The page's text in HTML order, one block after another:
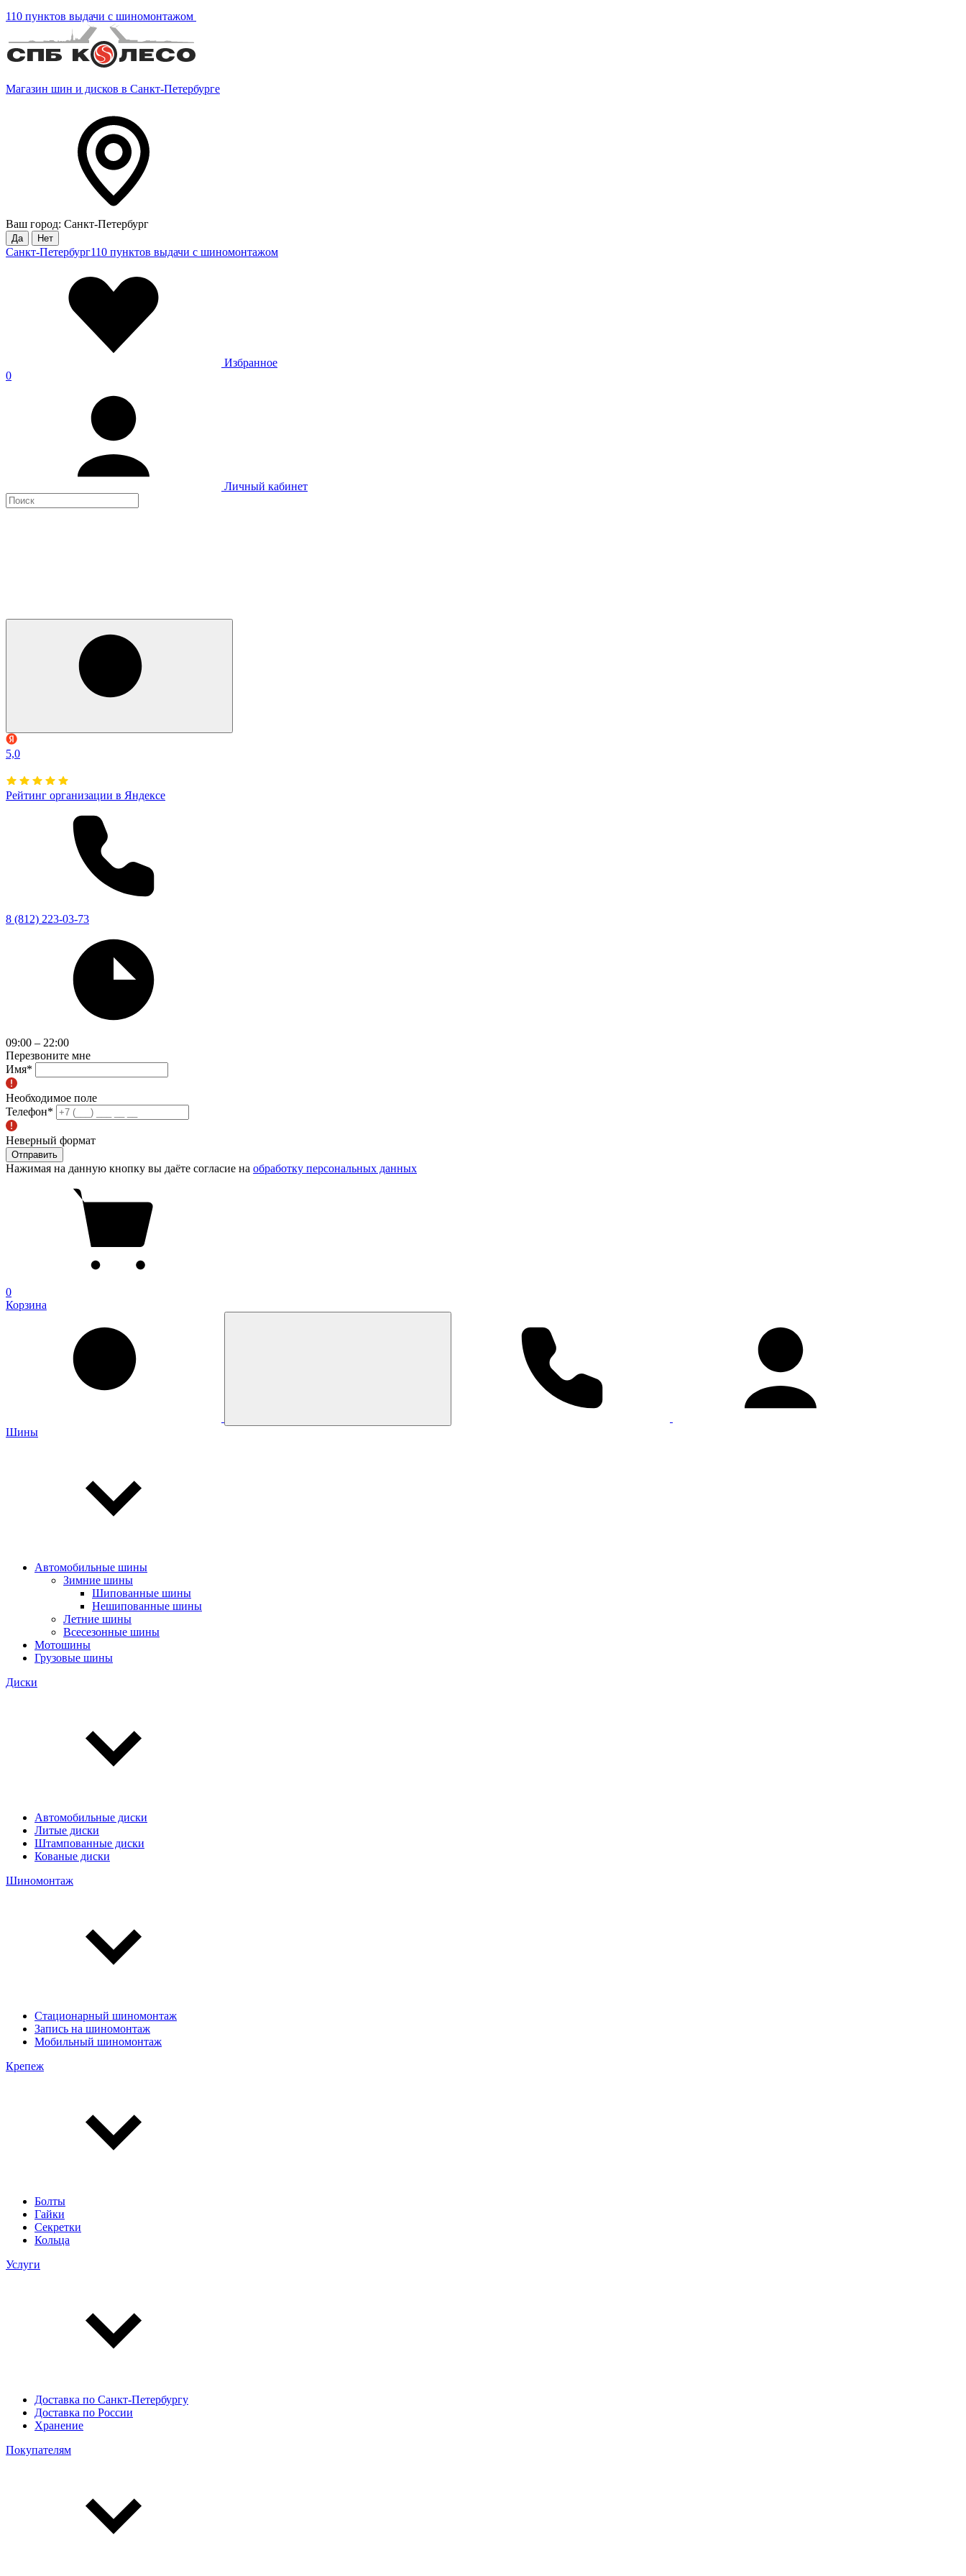
110 пунктов выдачи с шиномонтажом
Магазин шин и дисков в Санкт-Петербурге
Ваш город: Санкт-Петербург
Да Нет
Санкт-Петербург110 пунктов выдачи с шиномонтажом
Избранное
0
Личный кабинет
5,0
Рейтинг организации в Яндексе
8 (812) 223-03-73
09:00 – 22:00
Перезвоните мне
Имя*
Необходимое поле
Телефон*
Неверный формат
Отправить
Нажимая на данную кнопку вы даёте согласие на обработку персональных данных
0
Корзина
Шины
Автомобильные шины
Зимние шины
Шипованные шины
Нешипованные шины
Летние шины
Всесезонные шины
Мотошины
Грузовые шины
Диски
Автомобильные диски
Литые диски
Штампованные диски
Кованые диски
Шиномонтаж
Стационарный шиномонтаж
Запись на шиномонтаж
Мобильный шиномонтаж
Крепеж
Болты
Гайки
Секретки
Кольца
Услуги
Доставка по Санкт-Петербургу
Доставка по России
Хранение
Покупателям